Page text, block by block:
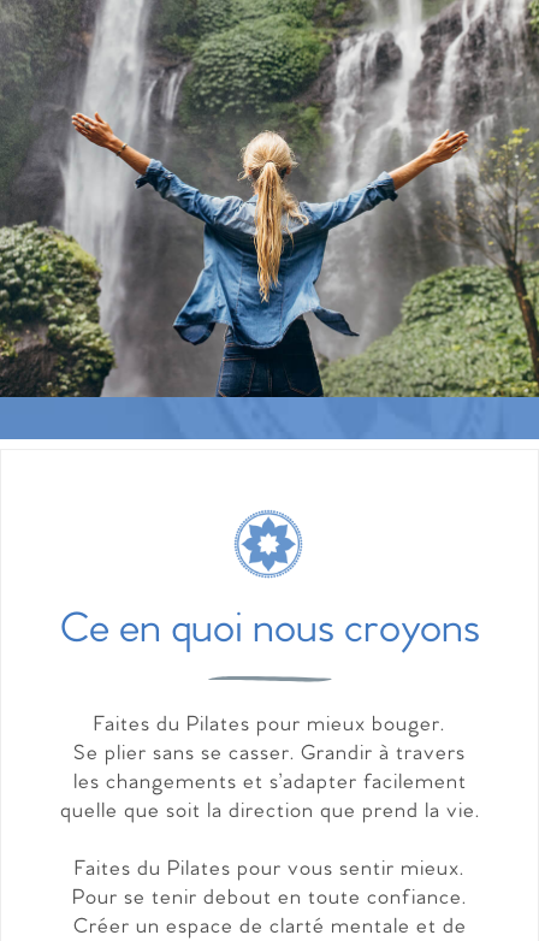
Ce en quoi nous croyons
Faites du Pilates pour mieux bouger.
Se plier sans se casser. Grandir à travers
les changements et s’adapter facilement
quelle que soit la direction que prend la vie.
Faites du Pilates pour vous sentir mieux.
Pour se tenir debout en toute confiance.
Créer un espace de clarté mentale et de